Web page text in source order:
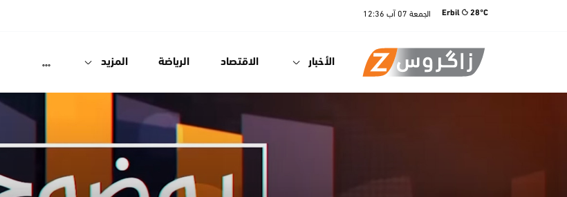
Erbil 28°C الجمعة 07 آب 12:36
الأخبار الاقتصاد الرياضة المزيد